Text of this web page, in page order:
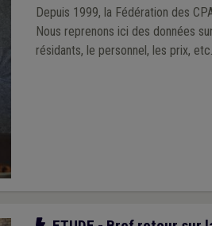
Depuis 1999, la Fédération des
Nous reprenons ici des données
résidants, le personnel, les prix, etc.